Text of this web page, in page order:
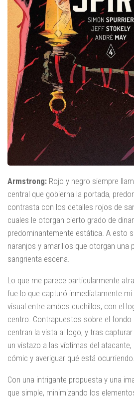
Armstrong: Rojo y negro siempre
central que gobierna la portada,
contrasta con los detalles rojos de
cuales le otorgan cierto grado de
predominantemente estática. A esto
naranjos y amarillos que otorgan una
sangrienta escena.
Lo que me parece particularmente
fue lo que capturó inmediatamente
visual entre ambos cuchillos, con el
centro. Contrapuestos sobre el fondo
centran la vista al logo, y tras
un vistazo a las víctimas del atacante,
cómic y averiguar qué está ocurriendo.
Con una intrigante propuesta y una
que simple, minimizando los